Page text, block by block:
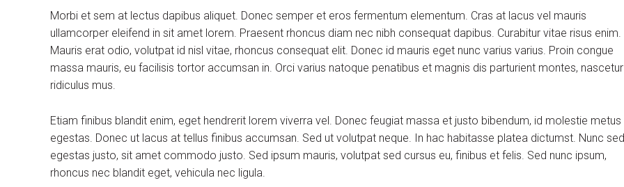
Morbi et sem at lectus dapibus aliquet. Donec semper et eros fermentum elementum. Cras at lacus vel mauris
ullamcorper eleifend in sit amet lorem. Praesent rhoncus diam nec nibh consequat dapibus. Curabitur vitae risus enim.
Mauris erat odio, volutpat id nisl vitae, rhoncus consequat elit. Donec id mauris eget nunc varius varius. Proin congue
massa mauris, eu facilisis tortor accumsan in. Orci varius natoque penatibus et magnis dis parturient montes, nascetur
ridiculus mus.
Etiam finibus blandit enim, eget hendrerit lorem viverra vel. Donec feugiat massa et justo bibendum, id molestie metus
egestas. Donec ut lacus at tellus finibus accumsan. Sed ut volutpat neque. In hac habitasse platea dictumst. Nunc sed
egestas justo, sit amet commodo justo. Sed ipsum mauris, volutpat sed cursus eu, finibus et felis. Sed nunc ipsum,
rhoncus nec blandit eget, vehicula nec ligula.